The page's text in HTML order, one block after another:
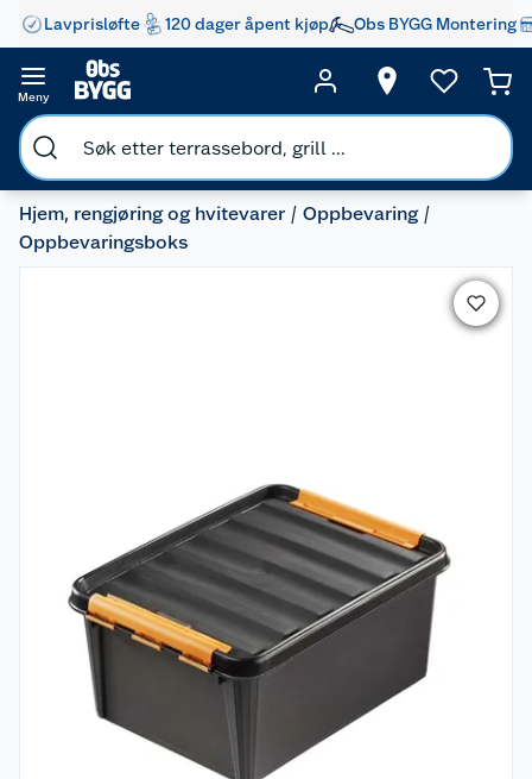
Lavprisløfte 120 dager åpent kjøp Obs BYGG Montering
Meny
Hjem, rengjøring og hvitevarer
Oppbevaring
Oppbevaringsboks